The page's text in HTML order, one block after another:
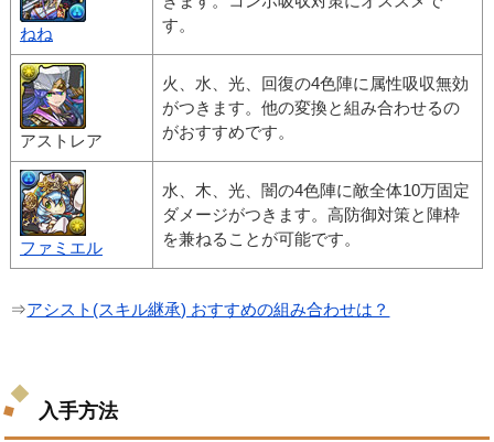
ねね
す。
アストレア
火、水、光、回復の4色陣に属性吸収無効
がつきます。他の変換と組み合わせるの
がおすすめです。
ファミエル
水、木、光、闇の4色陣に敵全体10万固定
ダメージがつきます。高防御対策と陣枠
を兼ねることが可能です。
⇒アシスト(スキル継承) おすすめの組み合わせは？
入手方法